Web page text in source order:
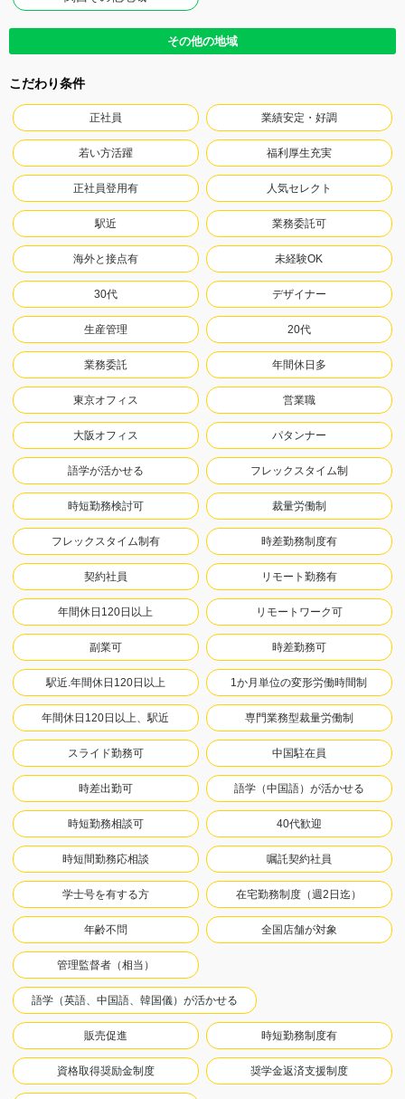
その他の地域
こだわり条件
正社員 業績安定・好調
若い方活躍 福利厚生充実
正社員登用有 人気セレクト
駅近 業務委託可
海外と接点有 未経験OK
30代 デザイナー
生産管理 20代
業務委託 年間休日多
東京オフィス 営業職
大阪オフィス パタンナー
語学が活かせる フレックスタイム制
時短勤務検討可 裁量労働制
フレックスタイム制有 時差勤務制度有
契約社員 リモート勤務有
年間休日120日以上 リモートワーク可
副業可 時差勤務可
駅近.年間休日120日以上 1か月単位の変形労働時間制
年間休日120日以上、駅近 専門業務型裁量労働制
スライド勤務可 中国駐在員
時差出勤可 語学（中国語）が活かせる
時短勤務相談可 40代歓迎
時短間勤務応相談 嘱託契約社員
学士号を有する方 在宅勤務制度（週2日迄）
年齢不問 全国店舗が対象
管理監督者（相当）
語学（英語、中国語、韓国儀）が活かせる
販売促進 時短勤務制度有
資格取得奨励金制度 奨学金返済支援制度